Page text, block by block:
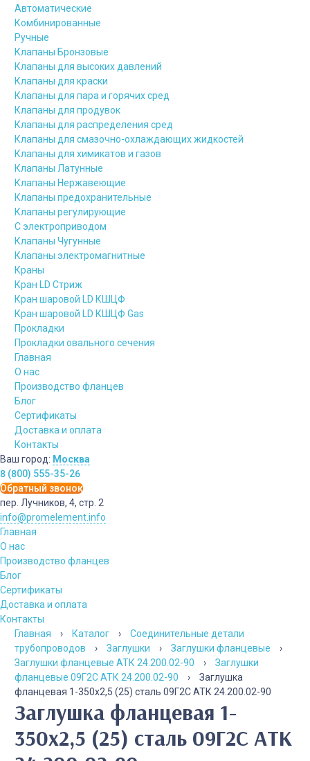
Автоматические
Комбинированные
Ручные
Клапаны Бронзовые
Клапаны для высоких давлений
Клапаны для краски
Клапаны для пара и горячих сред
Клапаны для продувок
Клапаны для распределения сред
Клапаны для смазочно-охлаждающих жидкостей
Клапаны для химикатов и газов
Клапаны Латунные
Клапаны Нержавеющие
Клапаны предохранительные
Клапаны регулирующие
С электроприводом
Клапаны Чугунные
Клапаны электромагнитные
Краны
Кран LD Стриж
Кран шаровой LD КШЦФ
Кран шаровой LD КШЦФ Gas
Прокладки
Прокладки овального сечения
Главная
О нас
Производство фланцев
Блог
Сертификаты
Доставка и оплата
Контакты
Ваш город: Москва
8 (800) 555-35-26
Обратный звонок
пер. Лучников, 4, стр. 2
info@promelement.info
Главная
О нас
Производство фланцев
Блог
Сертификаты
Доставка и оплата
Контакты
Главная
› Каталог ›
Соединительные детали
трубопроводов
› Заглушки › Заглушки фланцевые
›
Заглушки фланцевые АТК 24.200.02-90
›
Заглушки
фланцевые 09Г2С АТК 24.200.02-90
›
Заглушка
фланцевая 1-350х2,5 (25) сталь 09Г2С АТК 24.200.02-90
Заглушка фланцевая 1-
350х2,5 (25) сталь 09Г2С АТК